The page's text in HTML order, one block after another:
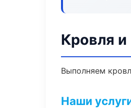
Кровля и
Выполняем
Наши